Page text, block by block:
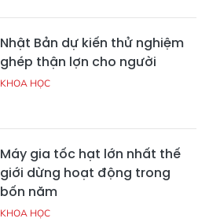
Nhật Bản dự kiến thử nghiệm
ghép thận lợn cho người
KHOA HỌC
Máy gia tốc hạt lớn nhất thế
giới dừng hoạt động trong
bốn năm
KHOA HỌC